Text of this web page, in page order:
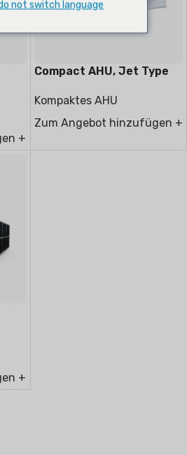
+
Compact AHU, Jet Type
Kompaktes AHU
Zum Angebot hinzufügen +
+
not switch language